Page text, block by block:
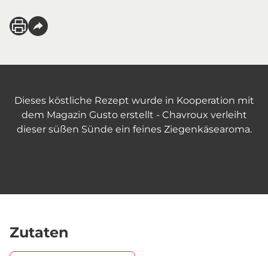
Dieses köstliche Rezept wurde in Kooperation mit
dem Magazin Gusto erstellt - Chavroux verleiht
dieser süßen Sünde ein feines Ziegenkäsearoma.
Zutaten